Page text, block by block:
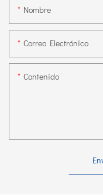
Nombre
Correo Electrónico
Contenido